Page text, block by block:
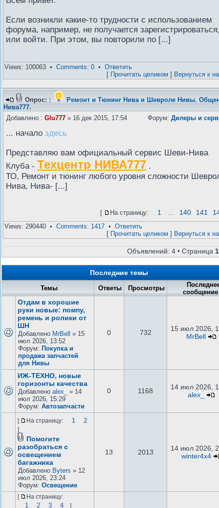
Если возникли какие-то трудности с использованием
форума, например, не получается
или войти. При этом, вы повторили по [...]
Views: 100063 • Comments: 0 • Ответить
[ Прочитать целиком ] Вернуться к
Опрос: :
Ремонт и Тюнинг Нива и Шевроле Нивы.
Нива777.
Добавлено : Glu777 » 16 дек 2015, 17:54 Форум: Дилеры и
... начало здесь
Представляю вам официальный сервис Шеви-Нива
Клуба - Техцентр НИВА777 .
ТО, Ремонт и тюнинг любого уровня сложности
Нива, Нива- [...]
[ На страницу: 1 140 141
Views: 290440 • Comments: 1417 • Ответить
[ Прочитать целиком ] Вернуться к
Объявлений: 4 • Страница 1
Последние темы
Темы Ответы Просмотры
Отдам в хорошие
руки новые: помпу,
ремень и ролики от
ШН
Добавлено MrBell
» 15
июл 2026, 13:52
Форум: Покупка и
продажа запчастей
для Нивы
0 732
15 июл 2026,
MrBell
ИЖ-ТЕХНО, новые
горизонты качества
Добавлено alex_
» 14
июл 2026, 15:29
Форум: Автозапчасти
0 1168
14 июл 2026,
alex_
[ На страницу: 1 2
]
Помогите
разобраться с
освещением
багажника
Добавлено Byters » 12
июл 2026, 23:24
Форум: Освещение
13 2013
14 июл 2026,
winter4x4
[ На страницу:
1 2 3 4 ]